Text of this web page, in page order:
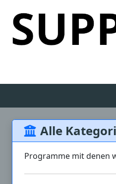
Alle
Programme mit denen